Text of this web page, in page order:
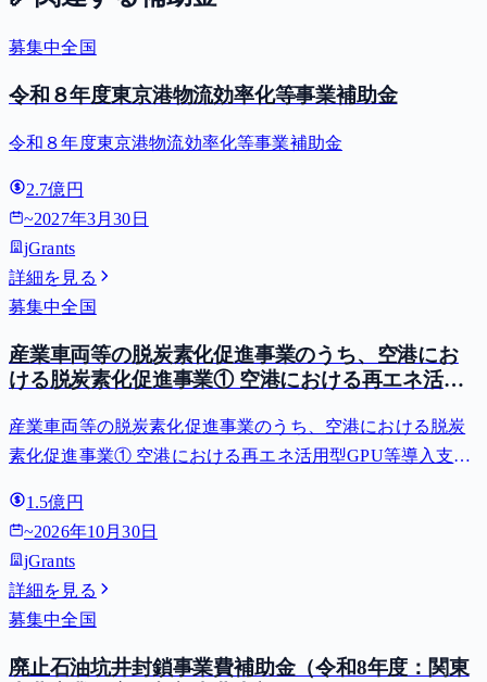
募集中全国
令和８年度東京港物流効率化等事業補助金
令和８年度東京港物流効率化等事業補助金
2.7億円
~2027年3月30日
jGrants
詳細を見る
募集中全国
産業車両等の脱炭素化促進事業のうち、空港にお
ける脱炭素化促進事業① 空港における再エネ活用
費等補助金）
産業車両等の脱炭素化促進事業のうち、空港における脱炭
素化促進事業① 空港における再エネ活用型GPU等導入支援
1.5億円
~2026年10月30日
jGrants
詳細を見る
募集中全国
廃止石油坑井封鎖事業費補助金（令和8年度：関東